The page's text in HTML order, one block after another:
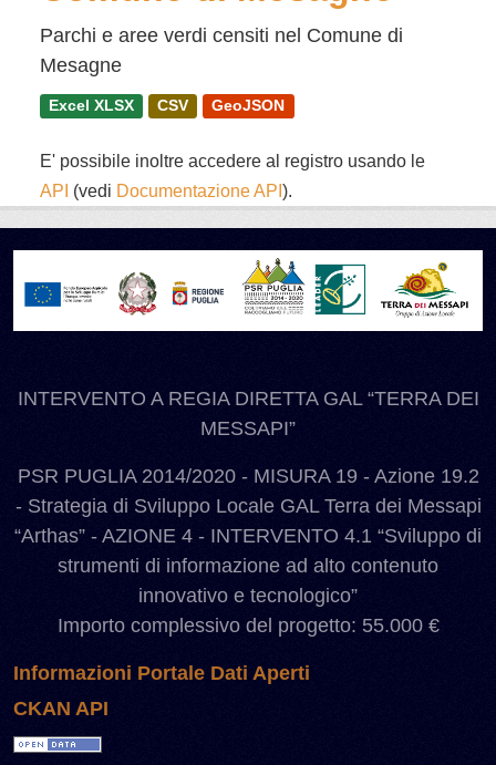
Parchi e aree verdi censiti nel Comune di
Mesagne
Excel XLSX CSV GeoJSON
E' possibile inoltre accedere al registro usando le
API (vedi Documentazione API ).
INTERVENTO A REGIA DIRETTA GAL “TERRA DEI
MESSAPI”
PSR PUGLIA 2014/2020 - MISURA 19 - Azione 19.2
- Strategia di Sviluppo Locale GAL Terra dei Messapi
“Arthas” - AZIONE 4 - INTERVENTO 4.1 “Sviluppo di
strumenti di informazione ad alto contenuto
innovativo e tecnologico”
Importo complessivo del progetto: 55.000 €
Informazioni Portale Dati Aperti
CKAN API